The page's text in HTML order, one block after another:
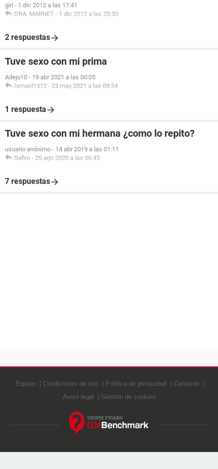
girl - 1 dic 2012 a las 17:41
DRA. MARNET - 1 dic 2012 a las 20:30
2 respuestas
Tuve sexo con mi prima
Adejo10 - 19 abr 2021 a las 00:05
Ismael1312 - 23 may 2021 a las 09:54
1 respuesta
Tuve sexo con mi hermana ¿como lo repito?
usuario anónimo - 14 abr 2019 a las 01:11
Safiro - 25 ago 2020 a las 06:43
7 respuestas
Equipo Condiciones de uso Política de privacidad
Contacto
Aviso legal
Gestión de cookies